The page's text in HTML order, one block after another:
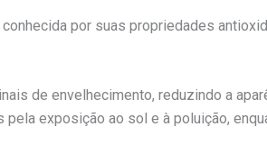
por suas propriedades
de envelhecimento, reduzindo a
exposição ao sol e à poluição,